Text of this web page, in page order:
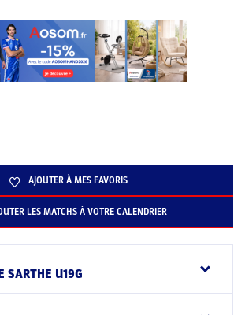
AJOUTER À MES FAVORIS
LES MATCHS À VOTRE CALENDRIER
SARTHE U19G